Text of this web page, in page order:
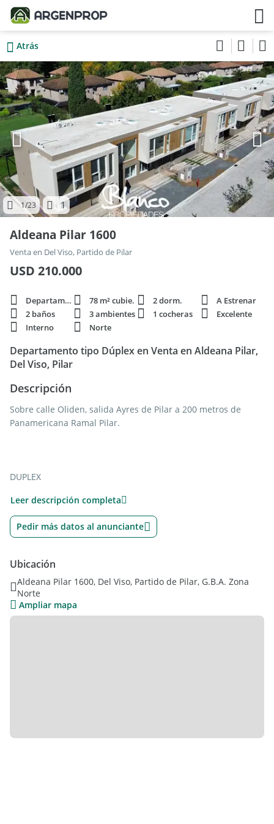
Atrás
1/23 1
Aldeana Pilar 1600
Venta en Del Viso, Partido de Pilar
USD 210.000
Departamento 78 m² cubie. 2 dorm.
A Estrenar
2 baños
3 ambientes 1 cocheras
Excelente
Interno
Norte
Departamento tipo Dúplex en Venta en Aldeana Pilar,
Del Viso, Pilar
Descripción
Sobre calle Oliden, salida Ayres de Pilar a 200 metros de
Panamericana Ramal Pilar.
DUPLEX
Unidad de 3 ambientes con jardín.
P.B: Amplio living-comedor, cocina y toilette.
P.A: Dormitorio principal con vestidor. 2do dormitorio con
placard. Baño completo que los asiste.
Exterior: Galería con parrillla y jardín de 26m2. Cochera con
espacio para dos autos.
EL DESARROLLO:
Leer descripción completa
Pedir más datos al anunciante
Ubicación
Aldeana Pilar 1600, Del Viso, Partido de Pilar, G.B.A. Zona
Norte
Ampliar mapa